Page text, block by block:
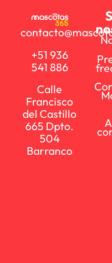
+51 936
541 886
Calle
Francisco
del Castillo
665 Dpto.
504
Barranco